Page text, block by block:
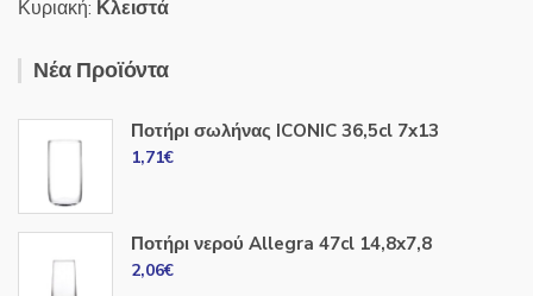
Κυριακή: Κλειστά
Νέα Προϊόντα
Ποτήρι σωλήνας ICONIC 36,5cl 7x13
1,71€
Ποτήρι νερού Allegra 47cl 14,8x7,8
2,06€